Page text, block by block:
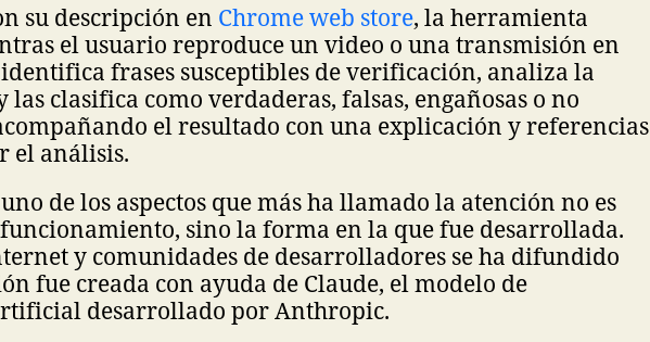
su descripción en Chrome web store, la herramienta
el usuario reproduce un video o una transmisión en
frases susceptibles de verificación, analiza la
clasifica como verdaderas, falsas, engañosas o no
el resultado con una explicación y referencias
el análisis.
de los aspectos que más ha llamado la atención no es
sino la forma en la que fue desarrollada.
y comunidades de desarrolladores se ha difundido
fue creada con ayuda de Claude, el modelo de
desarrollado por Anthropic.